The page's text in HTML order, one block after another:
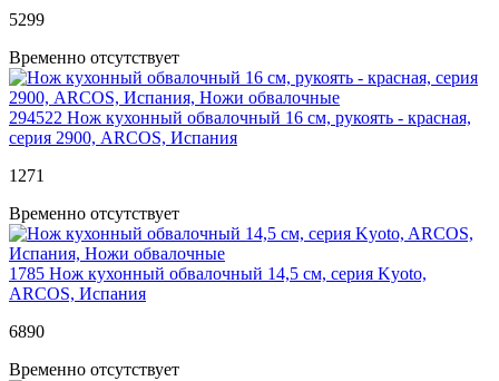
5299
Временно отсутствует
294522 Нож кухонный обвалочный 16 см, рукоять - красная,
серия 2900, ARCOS, Испания
1 271
Временно отсутствует
1785 Нож кухонный обвалочный 14,5 см, серия Kyoto,
ARCOS, Испания
6890
Временно отсутствует